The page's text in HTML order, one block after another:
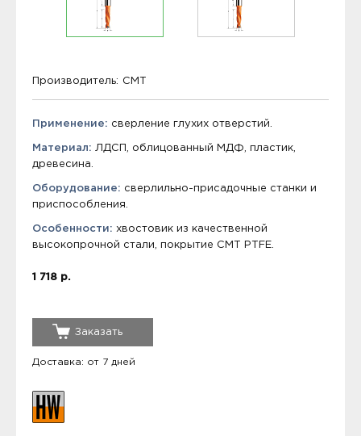
Производитель: CMT
Применение: сверление глухих отверстий.
Материал: ЛДСП, облицованный МДФ, пластик,
древесина.
Оборудование: сверлильно-присадочные станки и
приспособления.
Особенности: хвостовик из качественной
высокопрочной стали, покрытие СМТ PTFE.
1 718 р.
Заказать
Доставка: от 7 дней